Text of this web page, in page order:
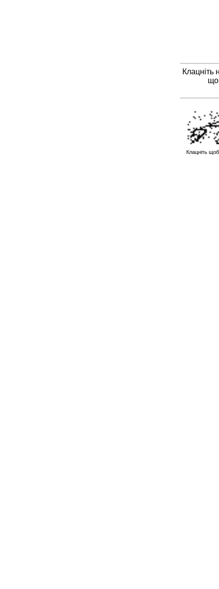
Клацніть
Клацніть